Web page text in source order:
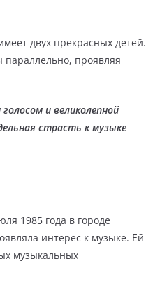
двух прекрасных детей.
параллельно, проявляя
и великолепной
страсть к музыке
1985 года в городе
интерес к музыке. Ей
музыкальных